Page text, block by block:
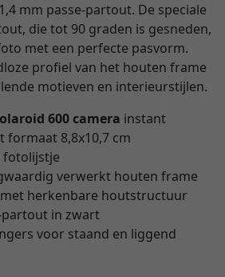
mm passe-partout. De speciale
die tot 90 graden is gesneden,
met een perfecte pasvorm.
profiel van het houten frame
motieven en interieurstijlen.
600 camera instant
formaat 8,8x10,7 cm
fotolijstje
verwerkt houten frame
herkenbare houtstructuur
in zwart
voor staand en liggend